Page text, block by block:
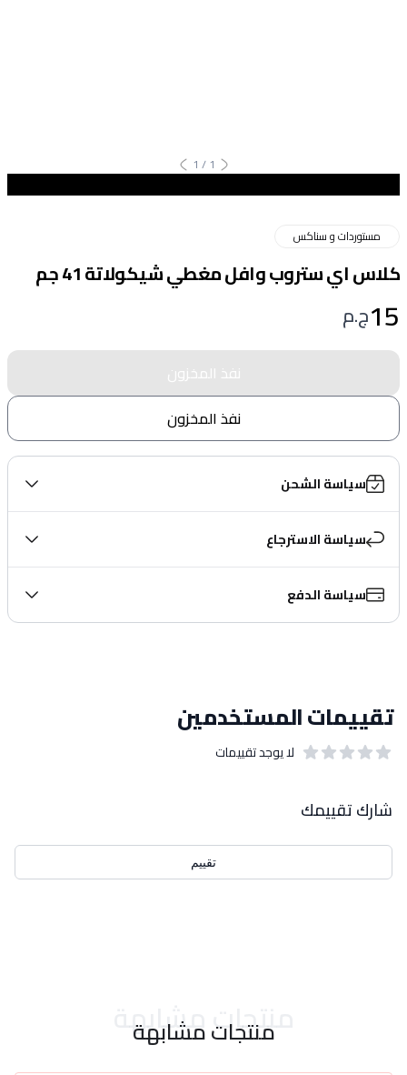
1
/
1
مستوردات و سناكس
كلاس اي ستروب وافل مغطي شيكولاتة 41 جم
15ج.م
نفذ المخزون
نفذ المخزون
سياسة الشحن
سياسة الاسترجاع
سياسة الدفع
تقييمات المستخدمين
لا يوجد تقييمات
شارك تقييمك
تقييم
منتجات مشابهة
منتجات مشابهة